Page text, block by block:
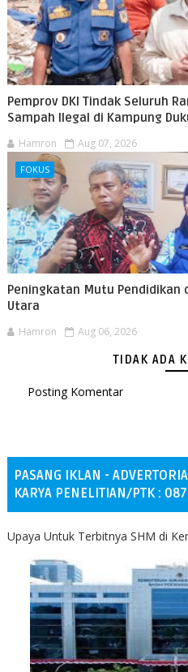
Pemprov DKI Tindak Seluruh
Sampah Ilegal di Kampung
Hamron Aug 07, 2026
FOKUS
Peningkatan Mutu Pendidikan
Utara
Hamron Aug 06, 2026
TIDAK ADA
Posting Komentar
PASANG IKLAN -
KARYA PENELITIAN/PTK :
Upaya Untuk Terbitnya SHM di